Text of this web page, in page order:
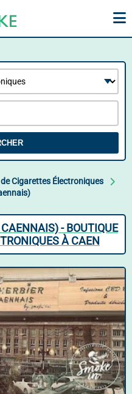
Cigarettes Électroniques
- BOUTIQUE
À CAEN